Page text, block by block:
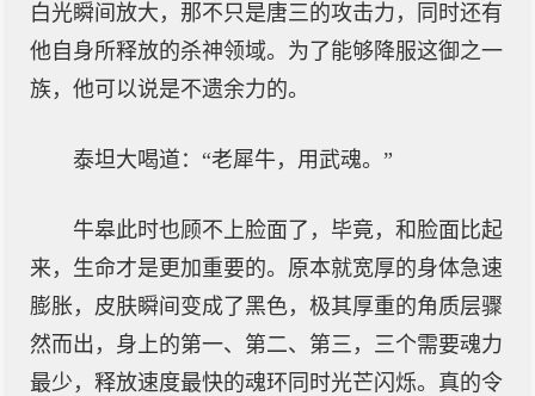
白光瞬间放大，那不只是唐三的攻击力，同时还有
他自身所释放的杀神领域。为了能够降服这御之一
族，他可以说是不遗余力的。
泰坦大喝道：“老犀牛，用武魂。”
牛皋此时也顾不上脸面了，毕竟，和脸面比起
来，生命才是更加重要的。原本就宽厚的身体急速
膨胀，皮肤瞬间变成了黑色，极其厚重的角质层骤
然而出，身上的第一、第二、第三，三个需要魂力
最少，释放速度最快的魂环同时光芒闪烁。真的令